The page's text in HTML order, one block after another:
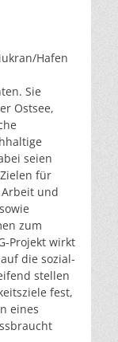
Hafen
Sie
Ostsee,
seien
für
und
zum
Projekt wirkt
die sozial-
stellen
fest,
eines